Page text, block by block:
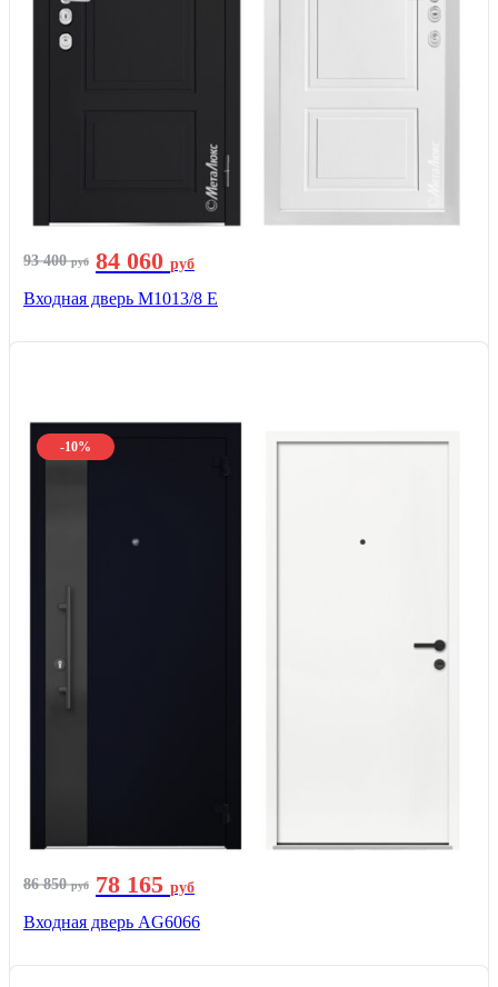
93 400руб 84 060 руб
Входная дверь М1013/8 E
-10%
86 850руб 78 165 руб
Входная дверь AG6066